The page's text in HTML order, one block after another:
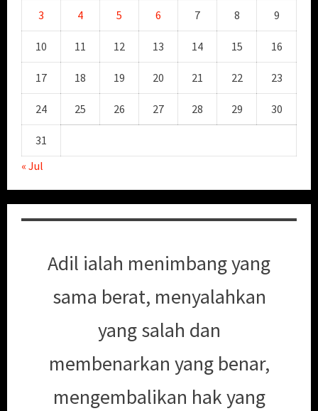
3 4 5 6 7 8 9
10 11 12 13 14 15 16
17 18 19 20 21 22 23
24 25 26 27 28 29 30
31
« Jul
Adil ialah menimbang yang
sama berat, menyalahkan
yang salah dan
membenarkan yang benar,
mengembalikan hak yang